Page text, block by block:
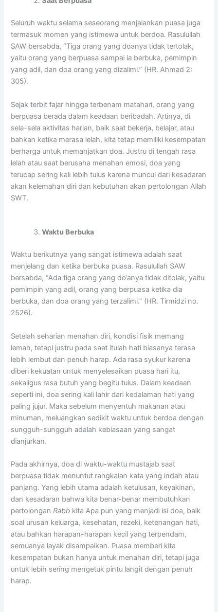
Seluruh waktu selama seseorang menjalankan puasa juga
termasuk momen yang istimewa untuk berdoa. Rasulullah
SAW bersabda, “Tiga orang yang doanya tidak tertolak,
yaitu orang yang berpuasa sampai ia berbuka, pemimpin
yang adil, dan doa orang yang dizalimi.” (HR. Ahmad 2:
305).
Sejak terbit fajar hingga terbenam matahari, orang yang
berpuasa berada dalam keadaan beribadah. Artinya, di
sela-sela aktivitas harian, baik saat bekerja, belajar, atau
bahkan ketika merasa lelah, kita tetap memiliki kesempatan
berharga untuk memanjatkan doa. Justru di tengah rasa
lelah atau saat berusaha menahan emosi, doa yang
terucap sering kali lebih tulus karena muncul dari kesadaran
akan kelemahan diri dan kebutuhan akan pertolongan Allah
SWT.
Waktu Berbuka
Waktu berikutnya yang sangat istimewa adalah saat
menjelang dan ketika berbuka puasa. Rasulullah SAW
bersabda, “Ada tiga orang yang do’anya tidak ditolak, yaitu
pemimpin yang adil, orang yang berpuasa ketika dia
berbuka, dan doa orang yang terzalimi.” (HR. Tirmidzi no.
2526).
Setelah seharian menahan diri, kondisi fisik memang
lemah, tetapi justru pada saat itulah hati biasanya terasa
lebih lembut dan penuh harap. Ada rasa syukur karena
diberi kekuatan untuk menyelesaikan puasa hari itu,
sekaligus rasa butuh yang begitu tulus. Dalam keadaan
seperti ini, doa sering kali lahir dari kedalaman hati yang
paling jujur. Maka sebelum menyentuh makanan atau
minuman, meluangkan sedikit waktu untuk berdoa dengan
sungguh-sungguh adalah kebiasaan yang sangat
dianjurkan.
Pada akhirnya, doa di waktu-waktu mustajab saat
berpuasa tidak menuntut rangkaian kata yang indah atau
panjang. Yang lebih utama adalah ketulusan, keyakinan,
dan kesadaran bahwa kita benar-benar membutuhkan
pertolonganRabb kita Apa pun yang menjadi isi doa, baik
soal urusan keluarga, kesehatan, rezeki, ketenangan hati,
atau bahkan harapan-harapan kecil yang terpendam,
semuanya layak disampaikan. Puasa memberi kita
kesempatan bukan hanya untuk menahan diri, tetapi juga
untuk lebih sering mengetuk pintu langit dengan penuh
harap.